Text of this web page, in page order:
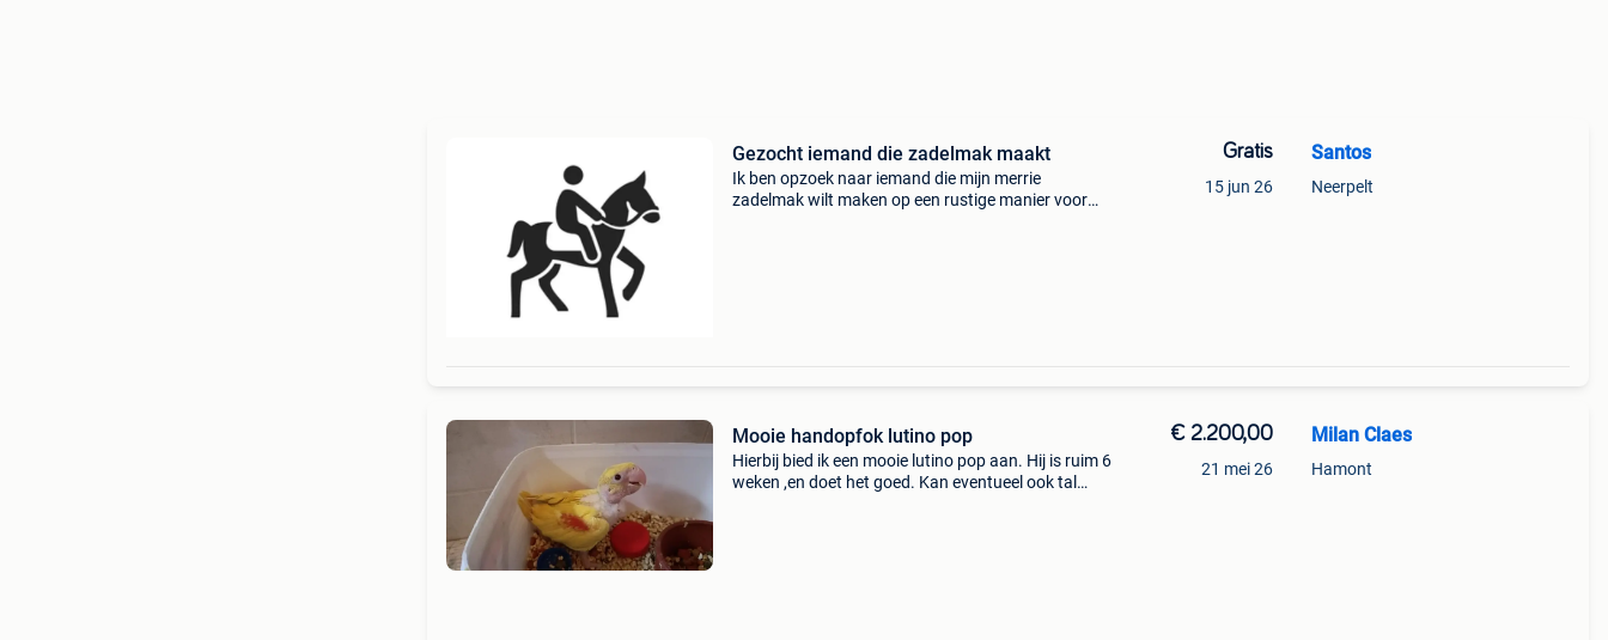
Gezocht iemand die zadelmak maakt
Ik ben opzoek naar iemand die mijn merrie
zadelmak wilt maken op een rustige manier voor
Gratis
15 jun 26
Santos
Neerpelt
Mooie handopfok lutino pop
Hierbij bied ik een mooie lutino pop aan. Hij is ruim 6
weken ,en doet het goed. Kan eventueel ook tal
€ 2.200,00
21 mei 26
Milan Claes
Hamont